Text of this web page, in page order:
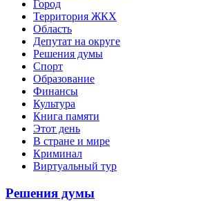
Город
Территория ЖКХ
Область
Депутат на округе
Решения думы
Спорт
Образование
Финансы
Культура
Книга памяти
Этот день
В стране и мире
Криминал
Виртуальный тур
Решения думы